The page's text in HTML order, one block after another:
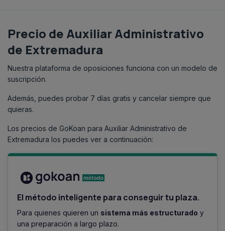
Precio de Auxiliar Administrativo
de Extremadura
Nuestra plataforma de oposiciones funciona con un modelo de
suscripción.
Además, puedes probar 7 días gratis y cancelar siempre que
quieras.
Los precios de GoKoan para Auxiliar Administrativo de
Extremadura los puedes ver a continuación:
El método inteligente para conseguir tu plaza.
Para quienes quieren un sistema más estructurado y
una preparación a largo plazo.